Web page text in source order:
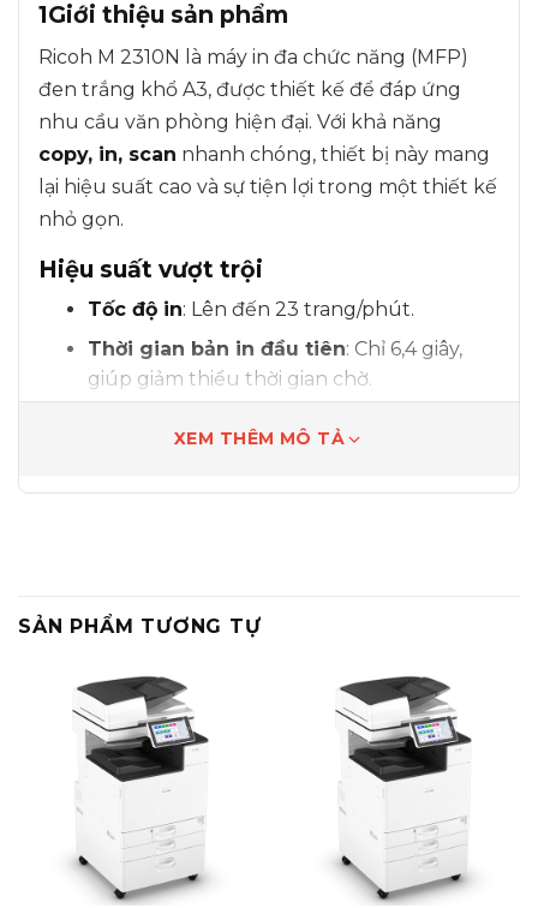
1Giới thiệu sản phẩm
Ricoh M 2310N là máy in đa chức năng (MFP)
đen trắng khổ A3, được thiết kế để đáp ứng
nhu cầu văn phòng hiện đại. Với khả năng
copy, in, scan nhanh chóng, thiết bị này mang
lại hiệu suất cao và sự tiện lợi trong một thiết kế
nhỏ gọn.
Hiệu suất vượt trội
Tốc độ in: Lên đến 23 trang/phút.
Thời gian bản in đầu tiên: Chỉ 6,4 giây,
giúp giảm thiểu thời gian chờ.
làm mịn), cho chất lượng bản in sắc nét.
Tiết kiệm năng lượng & thân thiện
phí điện năng.
Thiết kế hướng đến
sự bền vững, giảm
tác động môi trường.
Tùy chọn linh hoạt
Có thể chọn
ARDF (Automatic Reversing
Document Feeder)
nắp phẳng
(platen cover)
tùy nhu cầu.
Kết nối Ethernet
tích hợp, dễ dàng chia sẻ
XEM THÊM MÔ TẢ
SẢN PHẨM TƯƠNG TỰ